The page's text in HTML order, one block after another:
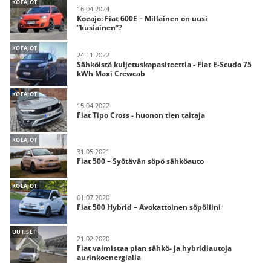
KOEAJOT
16.04.2024
Koeajo: Fiat 600E – Millainen on uusi
”kusiainen”?
KOEAJOT
24.11.2022
Sähköistä kuljetuskapasiteettia - Fiat E-Scudo 75
kWh Maxi Crewcab
KOEAJOT
15.04.2022
Fiat Tipo Cross - huonon tien taitaja
KOEAJOT
31.05.2021
Fiat 500 – Syötävän söpö sähköauto
KOEAJOT
01.07.2020
Fiat 500 Hybrid – Avokattoinen söpöliini
UUTISET
21.02.2020
Fiat valmistaa pian sähkö- ja hybridiautoja
aurinkoenergialla